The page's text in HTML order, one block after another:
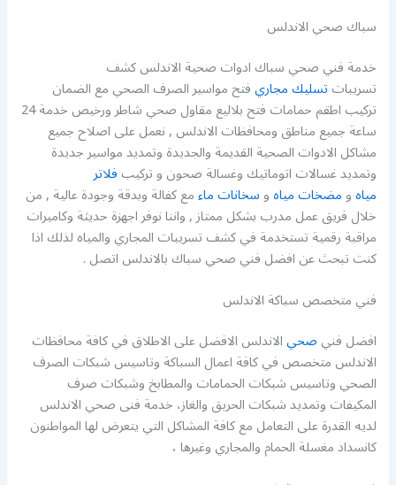
سباك صحي الاندلس
خدمة فني صحي سباك ادوات صحية الاندلس كشف
تسريباتتسليك مجاريفتح مواسير الصرف الصحي مع الضمان
تركيب اطقم حمامات فتح بلاليع مقاول صحي شاطر ورخيص خدمة 24
ساعة جميع مناطق ومحافظات الاندلس , نعمل على اصلاح جميع
مشاكل الادوات الصحية القديمة والجديدة وتمديد مواسير جديدة
وتمديد غسالات اتوماتيك وغسالة صحون و تركيبفلاتر
مياهومضخات مياهوسخانات ماءمع كفالة وبدقة وجودة عالية , من
خلال فريق عمل مدرب بشكل ممتاز , واننا نوفر اجهزة حديثة وكاميرات
مراقبة رقمية تستخدمة في كشف تسريبات المجاري والمياه لذلك اذا
كنت تبحث عن افضل فني صحي سباك بالاندلس اتصل .
فني متخصص سباكة الاندلس
افضل فنيصحيالاندلس الافضل على الاطلاق في كافة محافظات
الاندلس متخصص في كافة اعمال السباكة وتاسيس شبكات الصرف
الصحي وتاسيس شبكات الحمامات والمطابخ وشبكات صرف
المكيفات وتمديد شبكات الحريق والغاز، خدمة فنى صحي الاندلس
لديه القدرة على التعامل مع كافة المشاكل التي يتعرض لها المواطنون
كانسداد مغسلة الحمام والمجاري وغيرها ،